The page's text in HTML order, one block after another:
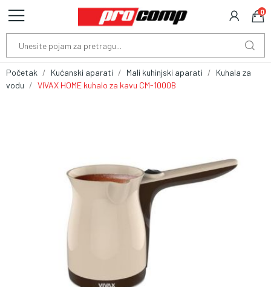
0
Početak Kućanski aparati Mali kuhinjski aparati
Kuhala za
vodu
VIVAX HOME kuhalo za kavu CM-1000B